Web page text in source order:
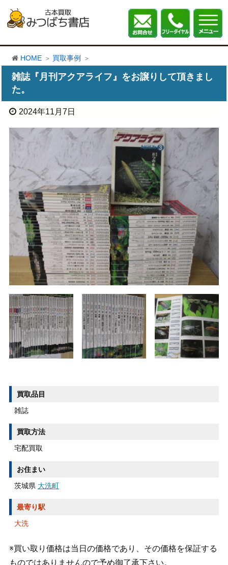
HOME 買取事例
雑誌『月刊アクアライフ』をお譲りして頂きまし
た。
2024年11月7日
買取品目
雑誌
買取方法
宅配買取
お住まい
茨城県 大洗町
最寄り駅
大洗
※買い取り価格は当日の価格であり、その価格を保証する
ものではありませんので予め御了承下さい。